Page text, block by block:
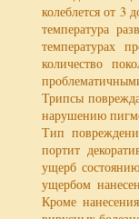
колеблется от 3
температура
температурах
количество
Трипсы
нарушению
Тип
портит
ущерб
ущербом
Кроме